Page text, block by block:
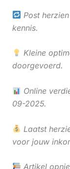
Post
kennis.
Kleine
doorgevoerd.
Online
09-2025.
Laatst
voor jouw
Artikel